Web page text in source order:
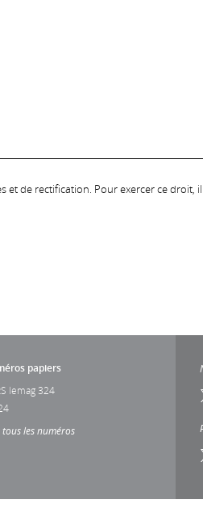
et de rectification. Pour exercer ce droit,
papiers
lemag 324
tous les numéros